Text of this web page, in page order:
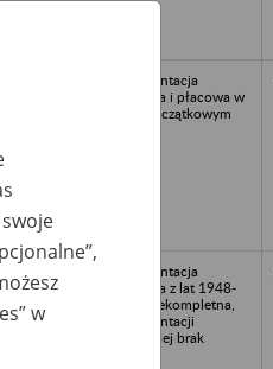
dokumentacja
osobowa i płacowa w
stanie szczątkowym
dokumentacja
osobowa z lat 1948-
1958 niekompletna,
dokumentacji
płacowaej brak
w